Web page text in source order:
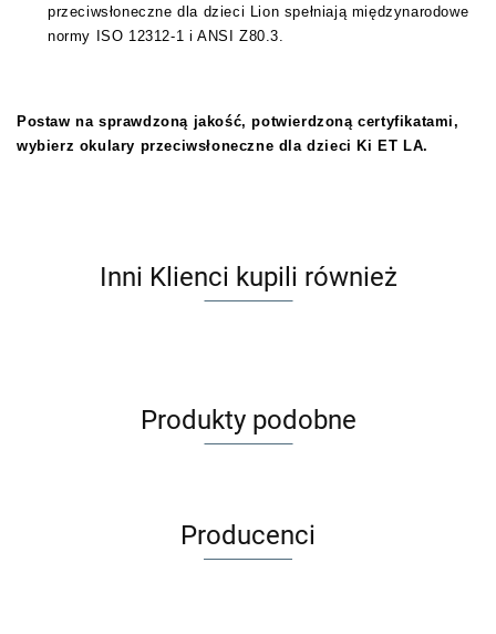
przeciwsłoneczne dla dzieci Lion spełniają międzynarodowe
normy ISO 12312-1 i ANSI Z80.3.
Postaw na sprawdzoną jakość, potwierdzoną certyfikatami,
wybierz okulary przeciwsłoneczne dla dzieci Ki ET LA.
Inni Klienci kupili również
Produkty podobne
Producenci